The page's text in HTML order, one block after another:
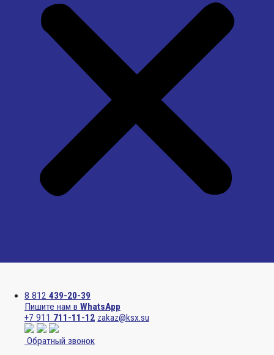
8 812 439-20-39
Пишите нам в WhatsApp
+7 911 711-11-12 zakaz@ksx.su
Обратный звонок